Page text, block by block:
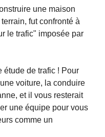
une maison
fut confronté à
le trafic" imposée par
étude de trafic ! Pour
voiture, la conduire
et il vous resterait
une équipe pour vous
comme un